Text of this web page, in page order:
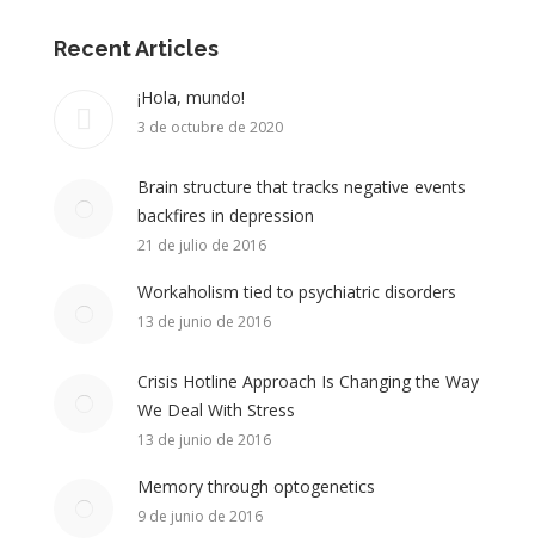
Recent Articles
¡Hola, mundo!
3 de octubre de 2020
Brain structure that tracks negative events
backfires in depression
21 de julio de 2016
Workaholism tied to psychiatric disorders
13 de junio de 2016
Crisis Hotline Approach Is Changing the Way
We Deal With Stress
13 de junio de 2016
Memory through optogenetics
9 de junio de 2016